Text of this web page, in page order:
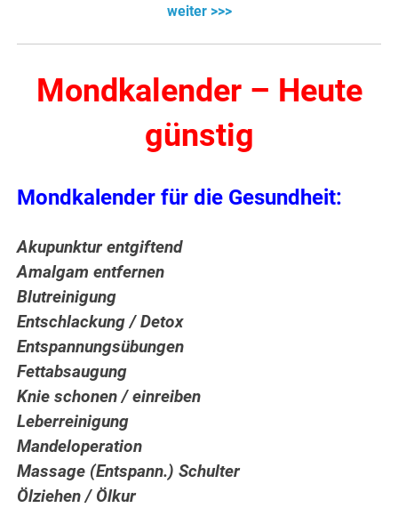
weiter >>>
Mondkalender – Heute
günstig
Mondkalender für die Gesundheit:
Akupunktur entgiftend
Amalgam entfernen
Blutreinigung
Entschlackung / Detox
Entspannungsübungen
Fettabsaugung
Knie schonen / einreiben
Leberreinigung
Mandeloperation
Massage (Entspann.) Schulter
Ölziehen / Ölkur